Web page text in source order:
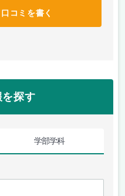
コミを書く
探す
学部学科